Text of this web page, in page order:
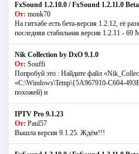
FxSound 1.2.10.0 / FxSound 1.2.11.0 Beta
От: monk70
На гитхабе есть бета-версия 1.2.12, её
последняя стабильная версия 1.2.11 - 69
Nik Collection by DxO 9.1.0
От: Souffi
Попробуй это : Найдите файл
«C:\Windows\Temp\{5A967910-C604-
похожей) и
IPTV Pro 9.1.23
От: Paul57
Вышла версия 9.1.25. Ждём!!!